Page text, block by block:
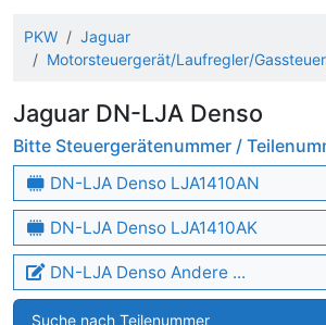
PKW
Jaguar
Motorsteuergerät/Laufregler/
Jaguar DN-LJA Denso
Bitte Steuergerätenummer /
DN-LJA Denso LJA1410AN
DN-LJA Denso LJA1410AK
DN-LJA Denso Andere ...
Suche nach Teilenummer